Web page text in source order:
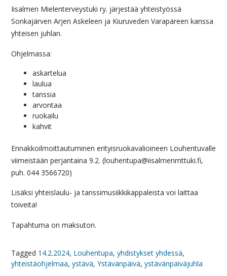
Iisalmen Mielenterveystuki ry. järjestää yhteistyössä
Sonkajärven Arjen Askeleen ja Kiuruveden Varapäreen kanssa
yhteisen juhlan.
Ohjelmassa:
askartelua
laulua
tanssia
arvontaa
ruokailu
kahvit
Ennakkoilmoittautuminen erityisruokavalioineen Louhentuvalle
viimeistään perjantaina 9.2. (louhentupa@iisalmenmttuki.fi,
puh. 044 3566720)
Lisäksi yhteislaulu- ja tanssimusiikkikappaleista voi laittaa
toiveita!
Tapahtuma on maksuton.
Tagged 14.2.2024, Louhentupa, yhdistykset yhdessä,
yhteistäohjelmaa, ystävä, Ystävänpäivä, ystävänpäiväjuhla